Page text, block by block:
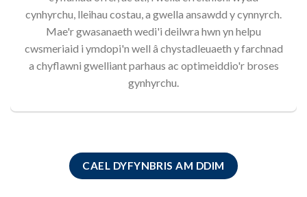
cynhyrchu, lleihau costau, a gwella ansawdd y cynnyrch.
Mae'r gwasanaeth wedi'i deilwra hwn yn helpu
cwsmeriaid i ymdopi'n well â chystadleuaeth y farchnad
a chyflawni gwelliant parhaus ac optimeiddio'r broses
gynhyrchu.
CAEL DYFYNBRIS AM DDIM